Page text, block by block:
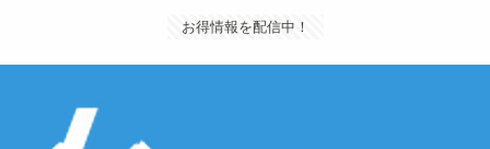
お得情報を配信中！